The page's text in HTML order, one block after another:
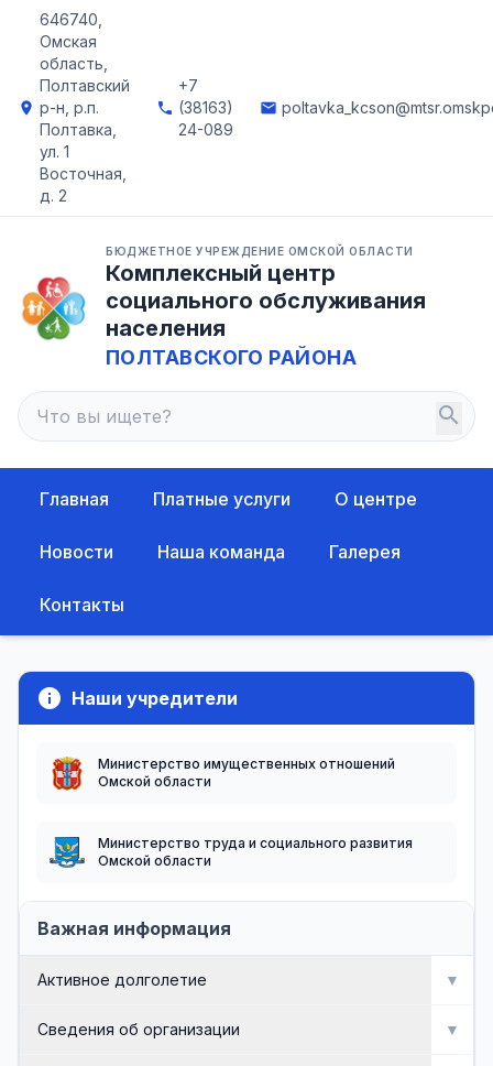
location_on
646740,
Омская
область,
Полтавский
р-н, р.п.
Полтавка,
ул. 1
Восточная,
д. 2
phone
+7
(38163)
24-089
email
БЮДЖЕТНОЕ УЧРЕЖДЕНИЕ ОМСКОЙ ОБЛАСТИ
Комплексный центр
социального обслуживания
населения
ПОЛТАВСКОГО РАЙОНА
search
Главная Платные услуги О центре
Новости Наша команда Галерея
Контакты
info Наши учредители
Министерство имущественных отношений
Омской области
Министерство труда и социального развития
Омской области
Важная информация
Активное долголетие ▼
Мероприятия
Сведения об организации ▼